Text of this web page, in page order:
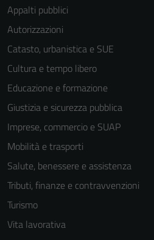
Appalti pubblici
Autorizzazioni
Catasto, urbanistica e SUE
Cultura e tempo libero
Educazione e formazione
Giustizia e sicurezza pubblica
Imprese, commercio e SUAP
Mobilità e trasporti
Salute, benessere e assistenza
Tributi, finanze e contravvenzioni
Turismo
Vita lavorativa